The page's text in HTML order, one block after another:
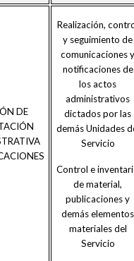
DE
Realización,
y seguimiento de
comunicaciones y
notificaciones de
los actos
administrativos
dictados por las
demás Unidades
Servicio
Control e
de material,
publicaciones y
demás elementos
materiales del
Servicio